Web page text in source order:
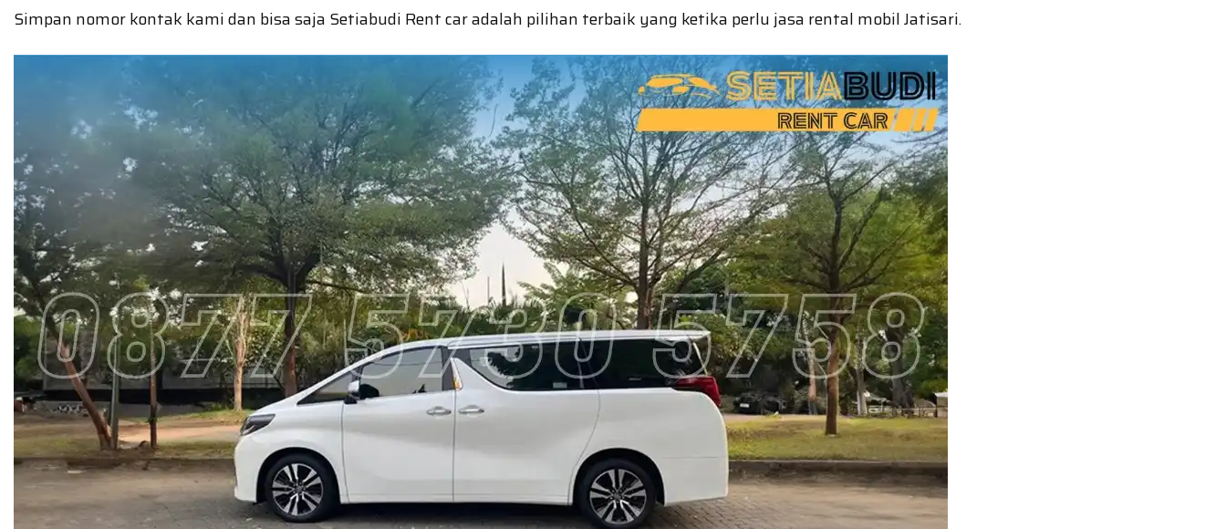
Simpan nomor kontak kami dan bisa saja Setiabudi Rent car adalah pilihan terbaik yang ketika perlu jasa rental mobil Jatisari.